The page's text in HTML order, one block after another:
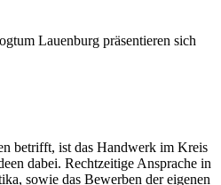
Lauenburg präsentieren sich
betrifft, ist das Handwerk im Kreis
dabei. Rechtzeitige Ansprache in
sowie das Bewerben der eigenen